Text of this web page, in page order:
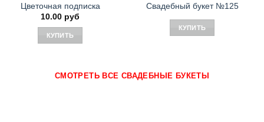
Цветочная подписка
10.00 руб
КУПИТЬ
Свадебный букет №125
КУПИТЬ
СМОТРЕТЬ ВСЕ СВАДЕБНЫЕ БУКЕТЫ